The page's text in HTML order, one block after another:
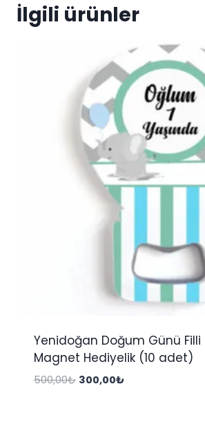
İlgili ürünler
Yenidoğan Doğum Günü Filli
Magnet Hediyelik (10 adet)
500,00₺ Orijinal
300,00₺Şu